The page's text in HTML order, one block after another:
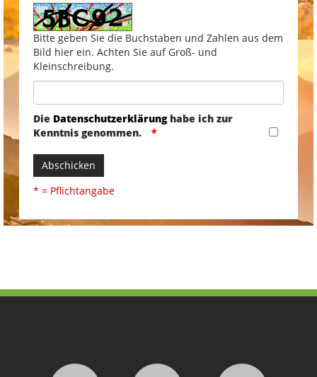
Bitte geben Sie die Buchstaben und Zahlen aus dem
Bild hier ein. Achten Sie auf Groß- und
Kleinschreibung.
Die Datenschutzerklärunghabe ich zur
Kenntnis genommen.
Abschicken
* = Pflichtangabe